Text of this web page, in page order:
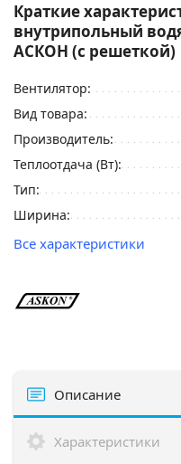
Краткие
внутрипольный
АСКОН (с решеткой)
Вентилятор:
Вид товара:
Производитель:
Теплоотдача (Вт):
Тип:
Ширина:
Все характеристики
Описание
Характеристики